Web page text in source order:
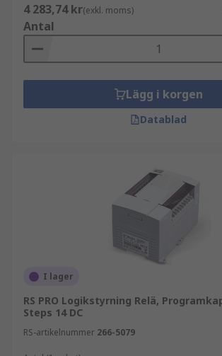
4 283,74 kr(exkl. moms)
Antal
Lägg i korgen
Datablad
I lager
RS PRO Logikstyrning Relä,
Steps 14 DC
RS-artikelnummer 266-5079